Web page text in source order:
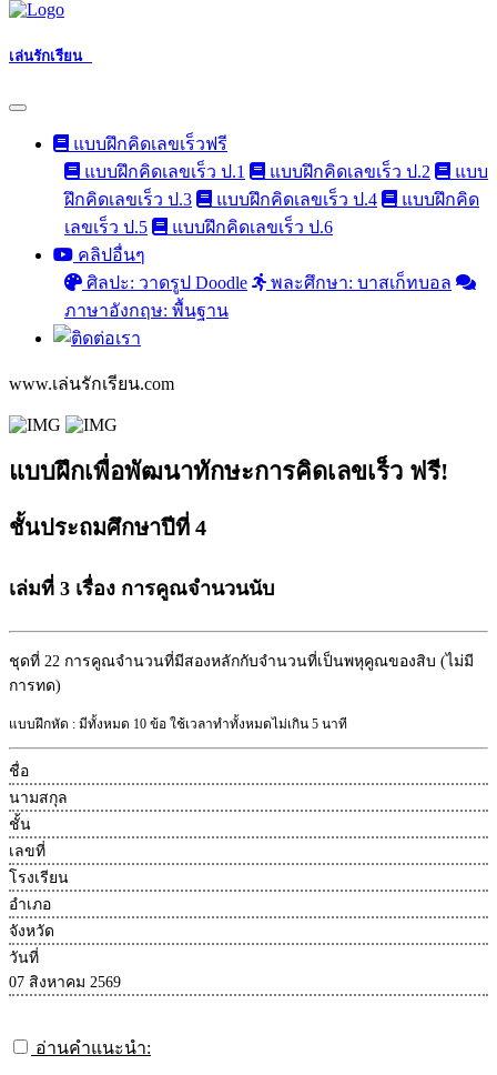
เล่นรักเรียน
แบบฝึกคิดเลขเร็วฟรี
แบบฝึกคิดเลขเร็ว ป.1
แบบฝึกคิดเลขเร็ว ป.2
แบบ
ฝึกคิดเลขเร็ว ป.3
แบบฝึกคิดเลขเร็ว ป.4
แบบฝึกคิด
เลขเร็ว ป.5
แบบฝึกคิดเลขเร็ว ป.6
คลิปอื่นๆ
ศิลปะ: วาดรูป Doodle
พละศึกษา: บาสเก็ทบอล
ภาษาอังกฤษ: พื้นฐาน
www.เล่นรักเรียน.com
แบบฝึกเพื่อพัฒนาทักษะการคิดเลขเร็ว ฟรี!
ชั้นประถมศึกษาปีที่ 4
เล่มที่ 3 เรื่อง การคูณจำนวนนับ
ชุดที่ 22 การคูณจำนวนที่มีสองหลักกับจำนวนที่เป็นพหุคูณของสิบ (ไม่มี
การทด)
แบบฝึกหัด : มีทั้งหมด 10 ข้อ ใช้เวลาทำทั้งหมดไม่เกิน 5 นาที
ชื่อ
นามสกุล
ชั้น
เลขที่
โรงเรียน
อำเภอ
จังหวัด
วันที่
07 สิงหาคม 2569
อ่านคำแนะนำ: